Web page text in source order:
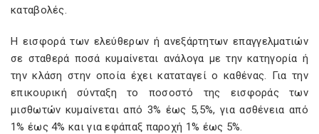
καταβολές.
Η εισφορά των ελεύθερων ή ανεξάρτητων επαγγελματιών
σε σταθερά ποσά κυμαίνεται ανάλογα µε την κατηγορία ή
την κλάση στην οποία έχει καταταγεί ο καθένας. Για την
επικουρική σύνταξη το ποσοστό της εισφοράς των
μισθωτών κυμαίνεται από 3% έως 5,5%, για ασθένεια από
1% έως 4% και για εφάπαξ παροχή 1% έως 5%.